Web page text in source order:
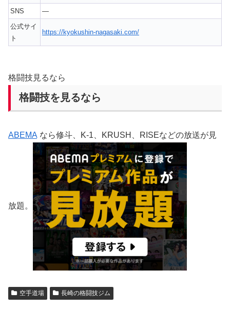
SNS
—
公式サイ
ト
https://kyokushin-nagasaki.com/
格闘技見るなら
格闘技を見るなら
ABEMA なら修斗、K-1、KRUSH、RISEなどの放送が見
放題。
空手道場 長崎の格闘技ジム